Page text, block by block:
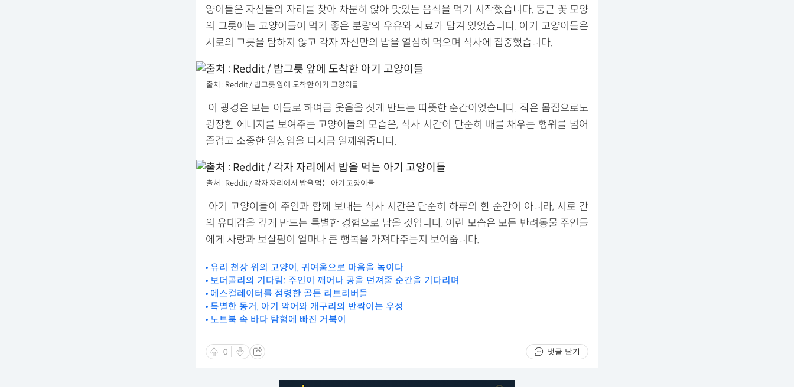
양이들은 자신들의 자리를 찾아 차분히 앉아 맛있는 음식을 먹기 시작했습니다. 둥근 꽃 모양
의 그릇에는 고양이들이 먹기 좋은 분량의 우유와 사료가 담겨 있었습니다. 아기 고양이들은
서로의 그릇을 탐하지 않고 각자 자신만의 밥을 열심히 먹으며 식사에 집중했습니다.
출처 : Reddit / 밥그릇 앞에 도착한 아기 고양이들
이 광경은 보는 이들로 하여금 웃음을 짓게 만드는 따뜻한 순간이었습니다. 작은 몸집으로도
굉장한 에너지를 보여주는 고양이들의 모습은, 식사 시간이 단순히 배를 채우는 행위를 넘어
즐겁고 소중한 일상임을 다시금 일깨워줍니다.
출처 : Reddit / 각자 자리에서 밥을 먹는 아기 고양이들
아기 고양이들이 주인과 함께 보내는 식사 시간은 단순히 하루의 한 순간이 아니라, 서로 간
의 유대감을 깊게 만드는 특별한 경험으로 남을 것입니다. 이런 모습은 모든 반려동물 주인들
에게 사랑과 보살핌이 얼마나 큰 행복을 가져다주는지 보여줍니다.
유리 천장 위의 고양이, 귀여움으로 마음을 녹이다
보더콜리의 기다림: 주인이 깨어나 공을 던져줄 순간을 기다리며
에스컬레이터를 점령한 골든 리트리버들
특별한 동거, 아기 악어와 개구리의 반짝이는 우정
노트북 속 바다 탐험에 빠진 거북이
0 댓글 닫기